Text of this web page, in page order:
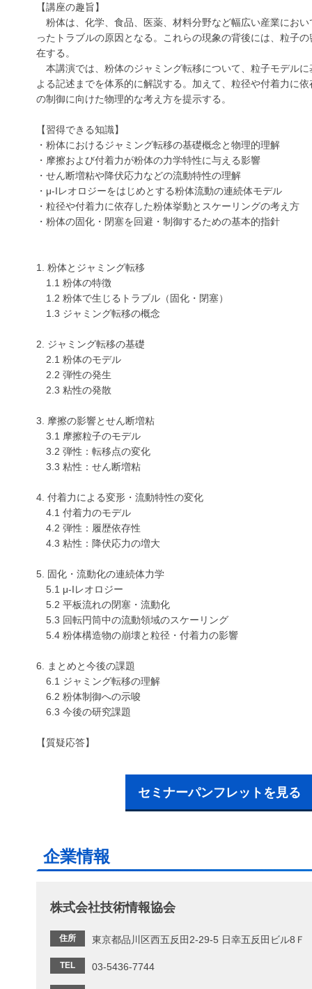
【講座の趣旨】
粉体は、化学、食品、医薬、材料分野など幅広い産業にお
ったトラブルの原因となる。これらの現象の背後には、粒子
在する。
本講演では、粉体のジャミング転移について、粒子モデル
よる記述までを体系的に解説する。加えて、粒径や付着力に
の制御に向けた物理的な考え方を提示する。
【習得できる知識】
・粉体におけるジャミング転移の基礎概念と物理的理解
・摩擦および付着力が粉体の力学特性に与える影響
・せん断増粘や降伏応力などの流動特性の理解
・μ-Iレオロジーをはじめとする粉体流動の連続体モデル
・粒径や付着力に依存した粉体挙動とスケーリングの考え方
・粉体の固化・閉塞を回避・制御するための基本的指針
1. 粉体とジャミング転移
1.1 粉体の特徴
1.2 粉体で生じるトラブル（固化・閉塞）
1.3 ジャミング転移の概念
2. ジャミング転移の基礎
2.1 粉体のモデル
2.2 弾性の発生
2.3 粘性の発散
3. 摩擦の影響とせん断増粘
3.1 摩擦粒子のモデル
3.2 弾性：転移点の変化
3.3 粘性：せん断増粘
4. 付着力による変形・流動特性の変化
4.1 付着力のモデル
4.2 弾性：履歴依存性
4.3 粘性：降伏応力の増大
5. 固化・流動化の連続体力学
5.1 μ-Iレオロジー
5.2 平板流れの閉塞・流動化
5.3 回転円筒中の流動領域のスケーリング
5.4 粉体構造物の崩壊と粒径・付着力の影響
6. まとめと今後の課題
6.1 ジャミング転移の理解
6.2 粉体制御への示唆
6.3 今後の研究課題
【質疑応答】
セミナーパンフレットを見る
企業情報
株式会社技術情報協会
住所 東京都品川区西五反田2-29-5 日幸五反田ビル8Ｆ
TEL 03-5436-7744